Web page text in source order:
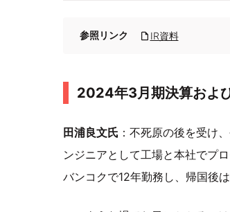
参照リンク IR資料
2024年3月期決算およ
田浦良文氏 ：不死原の後を受け
ンジニアとして工場と本社でプ
バンコクで12年勤務し、帰国後